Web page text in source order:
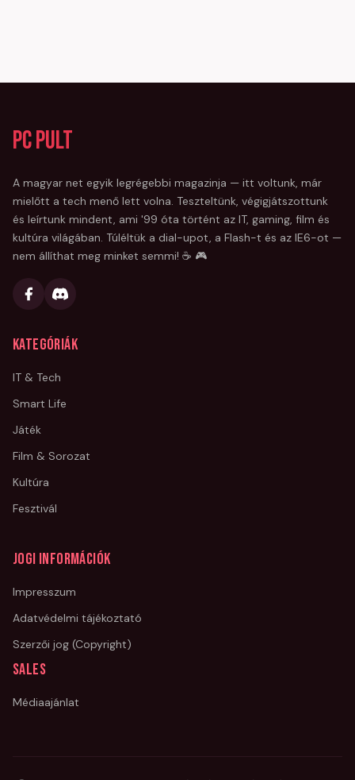
PC Pult
A magyar net egyik legrégebbi magazinja — itt voltunk, már
mielőtt a tech menő lett volna. Teszteltünk, végigjátszottunk
és leírtunk mindent, ami '99 óta történt az IT, gaming, film és
kultúra világában. Túléltük a dial-upot, a Flash-t és az IE6-ot —
nem állíthat meg minket semmi! ☕ 🎮
Kategóriák
IT & Tech
Smart Life
Játék
Film & Sorozat
Kultúra
Fesztivál
Jogi információk
Impresszum
Adatvédelmi tájékoztató
Szerzői jog (Copyright)
Sales
Médiaajánlat